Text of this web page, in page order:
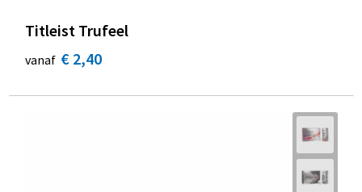
Titleist Trufeel
vanaf € 2,40